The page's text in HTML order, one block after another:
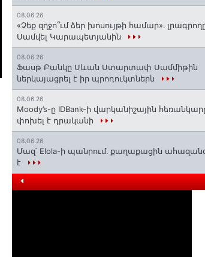
08.06.26
«Չեք զղջո՞ւմ ձեր խոսույթի համար»․
Սամվել Կարապետյանին
08.06.26
Ֆասթ Բանկը Սևան Ստարտափ Սամմիթին
ներկայացրել է իր պրոդուկտներն
08.06.26
Moody’s-ը IDBank-ի վարկանիշային
փոխել է դրականի
08.06.26
Մազ՝ Elola-ի պանրում․ քաղաքացին
է